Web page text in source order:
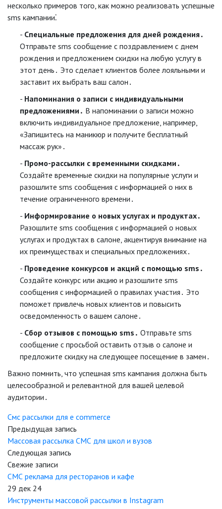
Свежие записи
СМС реклама для ресторанов и кафе
29 дек 24
Инструменты массовой рассылки в Instagram
несколько примеров того, как можно реализовать успешные
sms кампании⁚
Специальные предложения для дней рождения․
Отправьте sms сообщение с поздравлением с днем
рождения и предложением скидки на любую услугу в
этот день․ Это сделает клиентов более лояльными и
заставит их выбрать ваш салон․
Напоминания о записи с индивидуальными
предложениями․ В напоминании о записи можно
включить индивидуальное предложение, например,
«Запишитесь на маникюр и получите бесплатный
массаж рук»․
Промо-рассылки с временными скидками․
Создайте временные скидки на популярные услуги и
разошлите sms сообщения с информацией о них в
течение ограниченного времени․
Информирование о новых услугах и продуктах․
Разошлите sms сообщения с информацией о новых
услугах и продуктах в салоне, акцентируя внимание на
их преимуществах и специальных предложениях․
Проведение конкурсов и акций с помощью sms․
Создайте конкурс или акцию и разошлите sms
сообщения с информацией о правилах участия․ Это
поможет привлечь новых клиентов и повысить
осведомленность о вашем салоне․
Сбор отзывов с помощью sms․ Отправьте sms
сообщение с просьбой оставить отзыв о салоне и
предложите скидку на следующее посещение в замен․
Важно помнить, что успешная sms кампания должна быть
целесообразной и релевантной для вашей целевой
аудитории․
Смс рассылки для e commerce
Предыдущая запись
Массовая рассылка СМС для школ и вузов
Следующая запись